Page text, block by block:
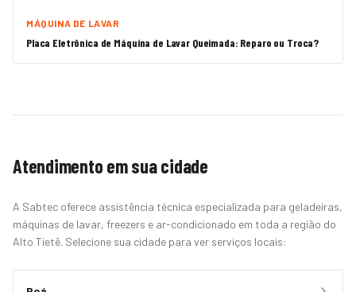
MÁQUINA DE LAVAR
Placa Eletrônica de Máquina de Lavar Queimada: Reparo ou Troca?
Atendimento em sua cidade
A Sabtec oferece assistência técnica especializada para geladeiras,
máquinas de lavar, freezers e ar-condicionado em toda a região do
Alto Tietê. Selecione sua cidade para ver serviços locais: